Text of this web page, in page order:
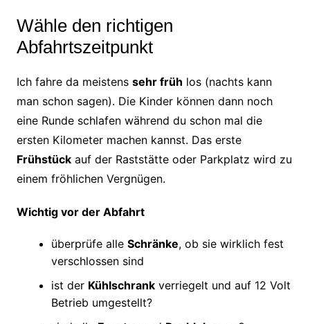
Wähle den richtigen
Abfahrtszeitpunkt
Ich fahre da meistens sehr früh los (nachts kann
man schon sagen). Die Kinder können dann noch
eine Runde schlafen während du schon mal die
ersten Kilometer machen kannst. Das erste
Frühstückauf der Raststätte oder Parkplatz wird zu
einem fröhlichen Vergnügen.
Wichtig vor der Abfahrt
überprüfe alle Schränke, ob sie wirklich fest
verschlossen sind
ist der Kühlschrankverriegelt und auf 12 Volt
Betrieb umgestellt?